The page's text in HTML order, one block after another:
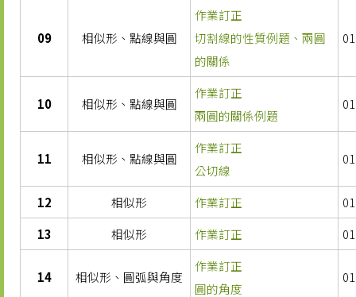
09 相似形、點線與圓
作業訂正
切割線的性質例題、兩圓
的關係
10 相似形、點線與圓
作業訂正
兩圓的關係例題
11 相似形、點線與圓
作業訂正
公切線
12 相似形 作業訂正
13
相似形 作業訂正
14 相似形、圓弧與角度
作業訂正
圓的角度